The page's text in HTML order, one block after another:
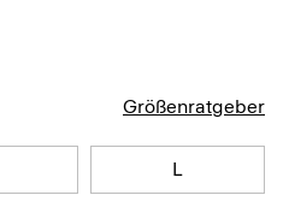
Größenratgeber
L